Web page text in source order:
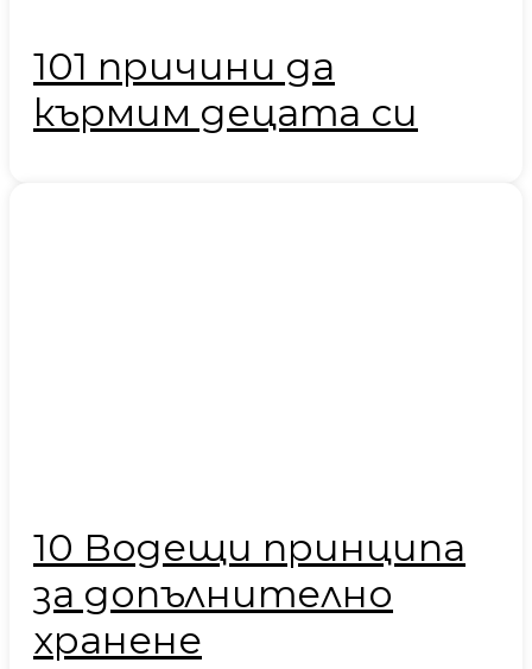
101 причини да
кърмим децата си
10 Водещи принципа
за допълнително
хранене